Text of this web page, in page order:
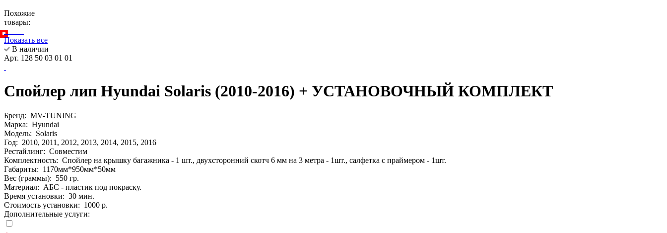
Похожие
товары:
Показать все
В наличии
Арт. 128 50 03 01 01
Спойлер лип Hyundai Solaris (2010-2016) + УСТАНОВОЧНЫЙ КОМПЛЕКТ
Бренд: MV-TUNING
Марка: Hyundai
Модель: Solaris
Год: 2010, 2011, 2012, 2013, 2014, 2015, 2016
Рестайлинг: Совместим
Комплектность: Спойлер на крышку багажника - 1 шт., двухсторонний скотч 6 мм на 3 метра - 1шт., салфетка с праймером - 1шт.
Габариты: 1170мм*950мм*50мм
Вес (граммы): 550 гр.
Материал: АБС - пластик под покраску.
Время установки: 30 мин.
Стоимость установки: 1000 р.
Дополнительные услуги: